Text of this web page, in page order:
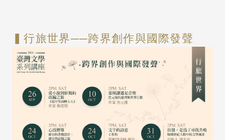
▍行旅世界──跨界創作與國際發聲